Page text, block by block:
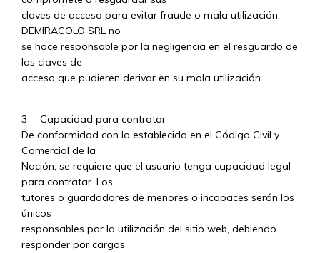
claves de acceso para evitar fraude o mala utilización.
DEMIRACOLO SRL no
se hace responsable por la negligencia en el resguardo de
las claves de
acceso que pudieren derivar en su mala utilización.
3- Capacidad para contratar
De conformidad con lo establecido en el Código Civil y
Comercial de la
Nación, se requiere que el usuario tenga capacidad legal
para contratar. Los
tutores o guardadores de menores o incapaces serán los
únicos
responsables por la utilización del sitio web, debiendo
responder por cargos